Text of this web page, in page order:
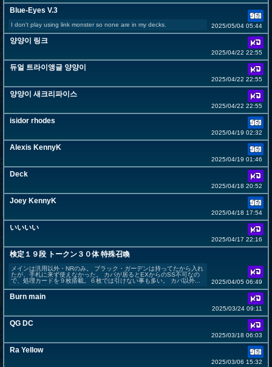
Blue-Eyes V.3
I don't play using link monster so none are in my decks. 2025/05/04 05:44
양양이 링크
2025/04/22 22:55
듀얼 트라이앵글 양양이
2025/04/22 22:55
양양이 새크리파이스
2025/04/22 22:55
isidor rhodes
2025/04/19 02:32
Alexis KennyK
2025/04/19 01:46
Deck
2025/04/18 20:52
Joey KennyK
2025/04/18 17:54
いいいい
2025/04/17 22:16
検定１９段 トークン３０体 特殊召喚
メインは汎用以外・NRのみ。 ブラック・ガーデンは持ってたから入れ
たが、手札に来ず使えなかった。 カバが居るとEXからのSS不可なの
で、処理カードを９枚搭載。６枚では引けない事も多い。 カバ以外...
2025/04/05 06:49
Burn main
2025/03/24 09:11
QG DC
2025/03/18 06:03
Ra Yellow
2025/03/06 15:32